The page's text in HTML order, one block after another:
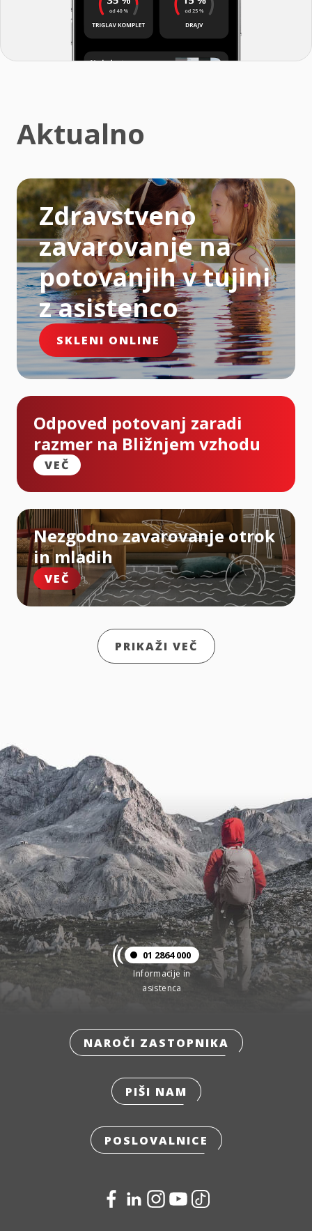
Aktualno
Zdravstveno
zavarovanje na
potovanjih v tujini
z asistenco
SKLENI ONLINE
Odpoved potovanj zaradi
razmer na Bližnjem vzhodu
VEČ
Nezgodno zavarovanje otrok
in mladih
VEČ
PRIKAŽI VEČ
01 2864 000
Informacije in
asistenca
NAROČI ZASTOPNIKA
PIŠI NAM
POSLOVALNICE